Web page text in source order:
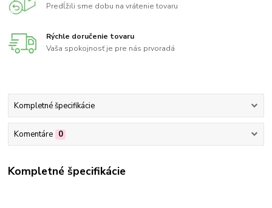
Predĺžili sme dobu na vrátenie tovaru
Rýchle doručenie tovaru
Vaša spokojnosť je pre nás prvoradá
Kompletné špecifikácie
Komentáre 0
Kompletné špecifikácie